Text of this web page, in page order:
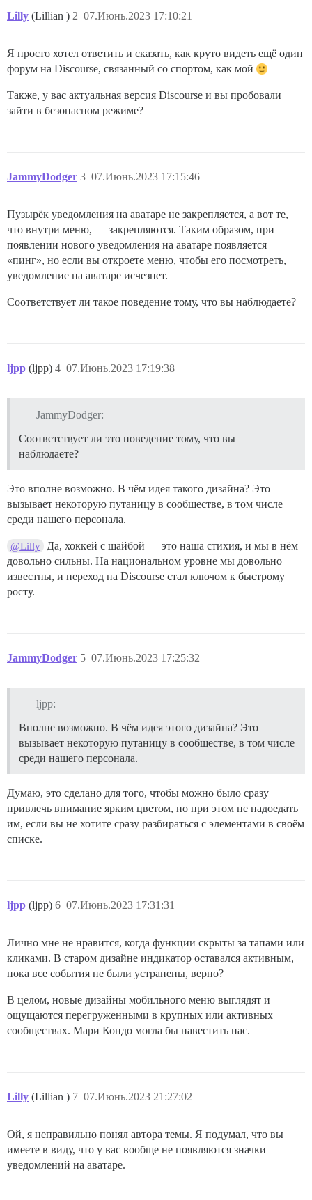
Lilly (Lillian ) 07.Июнь.2023 17:10:21
2
Я просто хотел ответить и сказать, как круто видеть ещё один
форум на Discourse, связанный со спортом, как мой
Также, у вас актуальная версия Discourse и вы пробовали
зайти в безопасном режиме?
JammyDodger 07.Июнь.2023 17:15:46
3
Пузырёк уведомления на аватаре не закрепляется, а вот те,
что внутри меню, — закрепляются. Таким образом, при
появлении нового уведомления на аватаре появляется
«пинг», но если вы откроете меню, чтобы его посмотреть,
уведомление на аватаре исчезнет.
Соответствует ли такое поведение тому, что вы наблюдаете?
ljpp (ljpp) 07.Июнь.2023 17:19:38
4
JammyDodger:
Соответствует ли это поведение тому, что вы
наблюдаете?
Это вполне возможно. В чём идея такого дизайна? Это
вызывает некоторую путаницу в сообществе, в том числе
среди нашего персонала.
@Lilly
Да, хоккей с шайбой — это наша стихия, и мы в нём
довольно сильны. На национальном уровне мы довольно
известны, и переход на Discourse стал ключом к быстрому
росту.
JammyDodger 07.Июнь.2023 17:25:32
5
ljpp:
Вполне возможно. В чём идея этого дизайна? Это
вызывает некоторую путаницу в сообществе, в том числе
среди нашего персонала.
Думаю, это сделано для того, чтобы можно было сразу
привлечь внимание ярким цветом, но при этом не надоедать
им, если вы не хотите сразу разбираться с элементами в своём
списке.
ljpp (ljpp) 07.Июнь.2023 17:31:31
6
Лично мне не нравится, когда функции скрыты за тапами или
кликами. В старом дизайне индикатор оставался активным,
пока все события не были устранены, верно?
В целом, новые дизайны мобильного меню выглядят и
ощущаются перегруженными в крупных или активных
сообществах. Мари Кондо могла бы навестить нас.
Lilly (Lillian ) 07.Июнь.2023 21:27:02
7
Ой, я неправильно понял автора темы. Я подумал, что вы
имеете в виду, что у вас вообще не появляются значки
уведомлений на аватаре.